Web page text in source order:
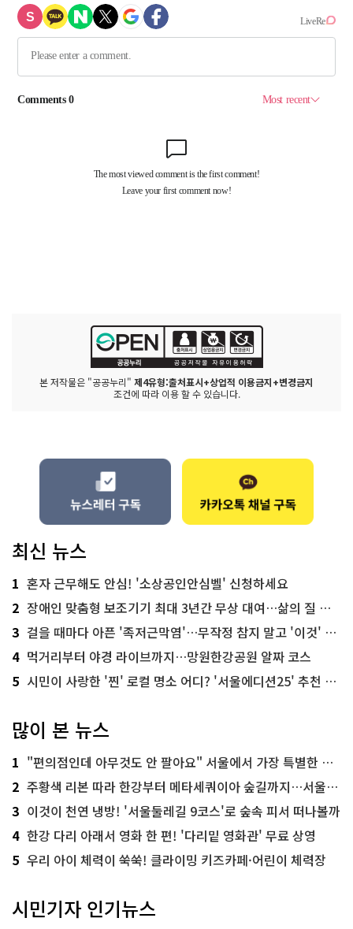
본 저작물은 "공공누리" 제4유형:출처표시+상업적 이용금지+변경금지
조건에 따라 이용 할 수 있습니다.
최신 뉴스
1 혼자 근무해도 안심! '소상공인안심벨' 신청하세요
2 장애인 맞춤형 보조기기 최대 3년간 무상 대여…삶의 질 높인다
3 걸을 때마다 아픈 '족저근막염'…무작정 참지 말고 '이것' 해보세요!
4 먹거리부터 야경 라이브까지…망원한강공원 알짜 코스
5 시민이 사랑한 '찐' 로컬 명소 어디? '서울에디션25' 추천 코스
많이 본 뉴스
1 "편의점인데 아무것도 안 팔아요" 서울에서 가장 특별한 편의점의 정체
2 주황색 리본 따라 한강부터 메타세쿼이아 숲길까지…서울둘레길 15코스
3 이것이 천연 냉방! '서울둘레길 9코스'로 숲속 피서 떠나볼까
4 한강 다리 아래서 영화 한 편! '다리밑 영화관' 무료 상영
5 우리 아이 체력이 쑥쑥! 클라이밍 키즈카페·어린이 체력장
시민기자 인기뉴스